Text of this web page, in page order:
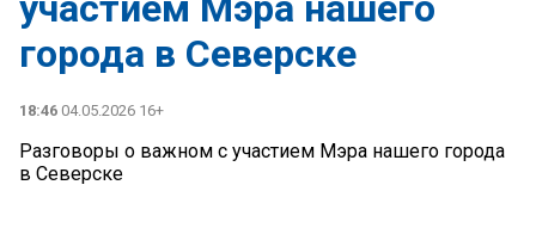
города в Северске
18:46 04.05.2026 16+
Разговоры о важном с участием Мэра нашего города
в Северске